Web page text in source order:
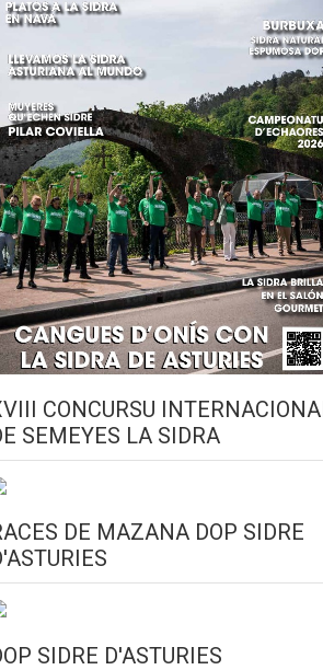
CONCURSU
SEMEYES LA SIDRA
DE MAZANA DOP SIDRE
SIDRE D'ASTURIES
ESCUELA DE SUMILLERÍA DE LA SIDRE